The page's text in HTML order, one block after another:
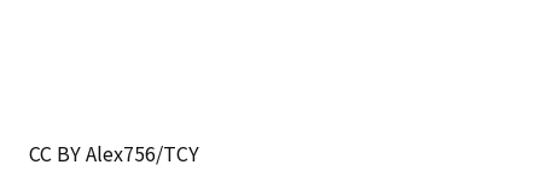
CC BY Alex756/TCY